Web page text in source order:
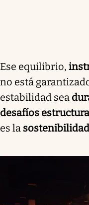
Ese equilibrio,
no está
estabilidad sea
desafíos
es la